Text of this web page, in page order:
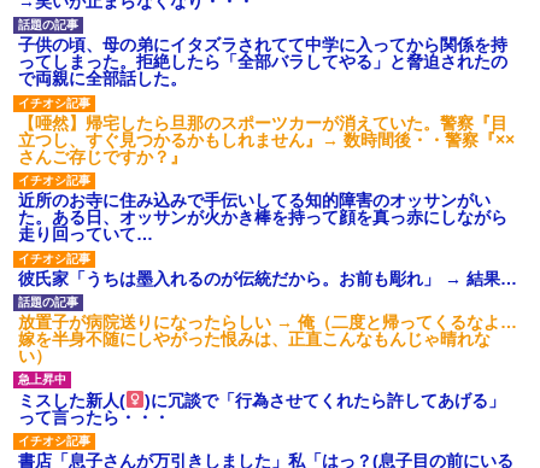
子供の頃、母の弟にイタズラされてて中学に入ってから関係を持
ってしまった。拒絶したら「全部バラしてやる」と脅迫されたの
で両親に全部話した。
【唖然】帰宅したら旦那のスポーツカーが消えていた。警察『目
立つし、すぐ見つかるかもしれません』→ 数時間後・・警察『××
さんご存じですか？』
近所のお寺に住み込みで手伝いしてる知的障害のオッサンがい
た。ある日、オッサンが火かき棒を持って顔を真っ赤にしながら
走り回っていて…
彼氏家「うちは墨入れるのが伝統だから。お前も彫れ」 → 結果…
放置子が病院送りになったらしい → 俺（二度と帰ってくるなよ…
嫁を半身不随にしやがった恨みは、正直こんなもんじゃ晴れな
い）
ミスした新人(
)に冗談で「行為させてくれたら許してあげる」
って言ったら・・・
書店「息子さんが万引きしました」私「はっ？(息子目の前にいる